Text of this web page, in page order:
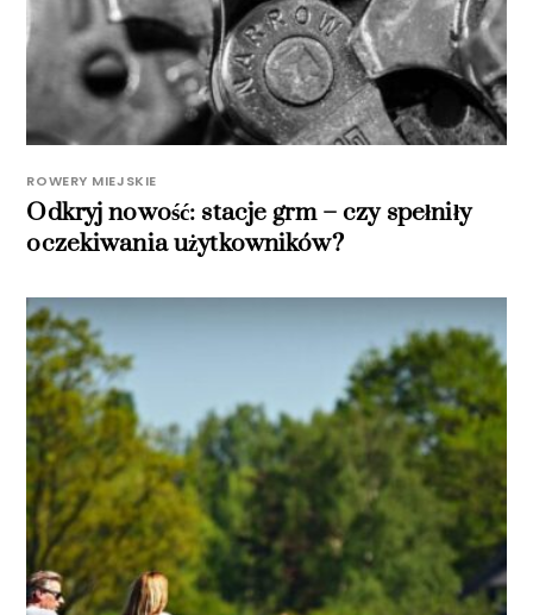
ROWERY MIEJSKIE
Odkryj nowość: stacje grm – czy spełniły
oczekiwania użytkowników?